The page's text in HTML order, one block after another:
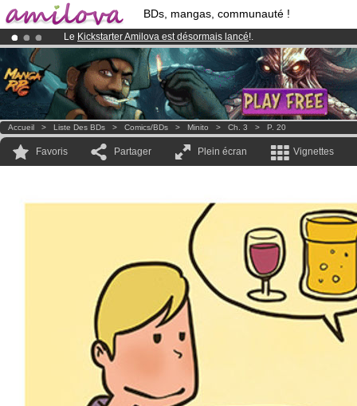
BDs, mangas, communauté !
Le Kickstarter Amilova est désormais lancé!.
Abonnement premium: à partir de3.95 eurospar mois !Clique ici
Déjà 100000membreset 1000BDs & Mangas!
Accueil > Liste Des BDs > Comics/BDs > Minito > Ch. 3 > P. 20
Favoris Partager Plein écran Vignettes